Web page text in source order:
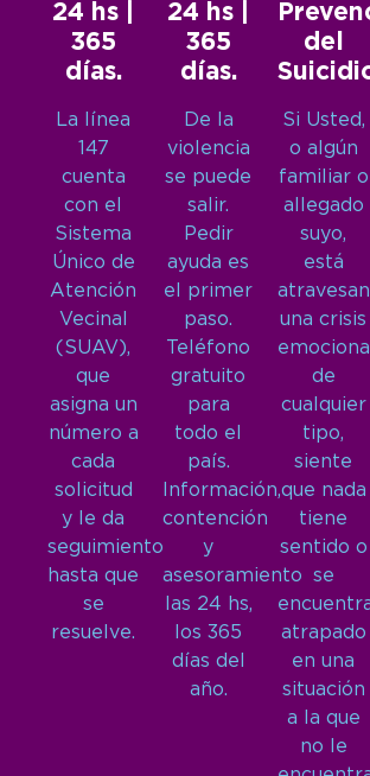
24 hs |
365
días.
La línea
147
cuenta
con el
Sistema
Único de
Atención
Vecinal
(SUAV),
que
asigna un
número a
cada
solicitud
y le da
seguimiento
hasta que
se
resuelve.
24 hs |
365
días.
De la
violencia
se puede
salir.
Pedir
ayuda es
el primer
paso.
Teléfono
gratuito
para
todo el
país.
Información,
contención
y
asesoramiento
las 24 hs,
los 365
días del
año.
del
Si Usted,
o algún
familiar o
allegado
suyo,
está
una crisis
emocional
de
cualquier
tipo,
siente
que nada
tiene
sentido o
se
atrapado
en una
situación
a la que
no le